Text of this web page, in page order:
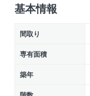
基本情報
間取り
専有面積
築年